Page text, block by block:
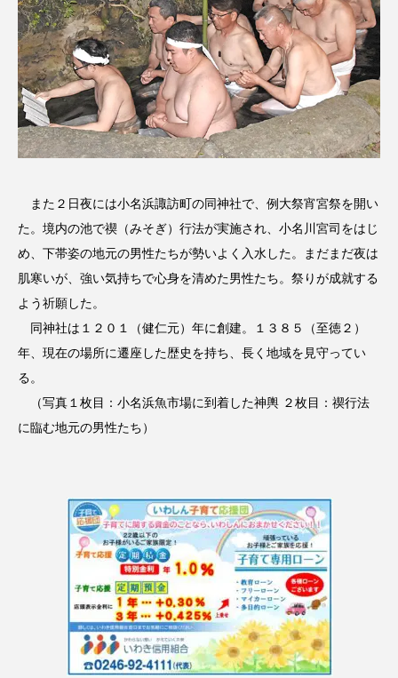
また２日夜には小名浜諏訪町の同神社で、例大祭宵宮祭を開い
た。境内の池で禊（みそぎ）行法が実施され、小名川宮司をはじ
め、下帯姿の地元の男性たちが勢いよく入水した。まだまだ夜は
肌寒いが、強い気持ちで心身を清めた男性たち。祭りが成就する
よう祈願した。
同神社は１２０１（健仁元）年に創建。１３８５（至徳２）
年、現在の場所に遷座した歴史を持ち、長く地域を見守ってい
る。
（写真１枚目：小名浜魚市場に到着した神輿 ２枚目：禊行法
に臨む地元の男性たち）